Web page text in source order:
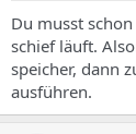
Du musst
schief läuft.
speicher, dann
ausführen.